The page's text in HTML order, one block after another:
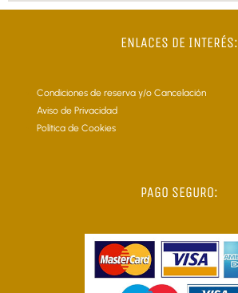
ENLACES DE INTERÉS:
Condiciones de reserva y/o Cancelación
Aviso de Privacidad
Política de Cookies
PAGO SEGURO: